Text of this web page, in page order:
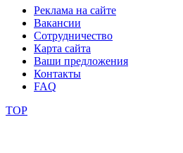
Реклама на сайте
Вакансии
Сотрудничество
Карта сайта
Ваши предложения
Контакты
FAQ
TOP